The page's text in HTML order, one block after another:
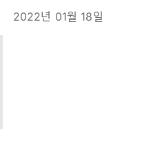
2022년 01월 18일